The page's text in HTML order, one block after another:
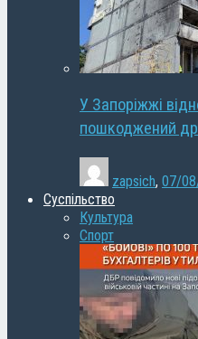
У Запоріжжі
пошкоджений
zapsich, 07/
Суспільство
Культура
Спорт